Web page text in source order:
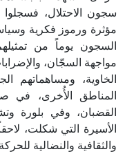
سجون الاحتلال،
مؤثرة ورموز فكرية
السجون يوماً من
مواجهة السجّان،
الخاوية، ومساهماتهم
المناطق الأُخرى، في
القضبان، وفي بلورة
الأسيرة التي شكلت،
والثقافية والنضالية